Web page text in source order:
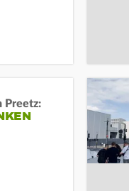
Preetz: